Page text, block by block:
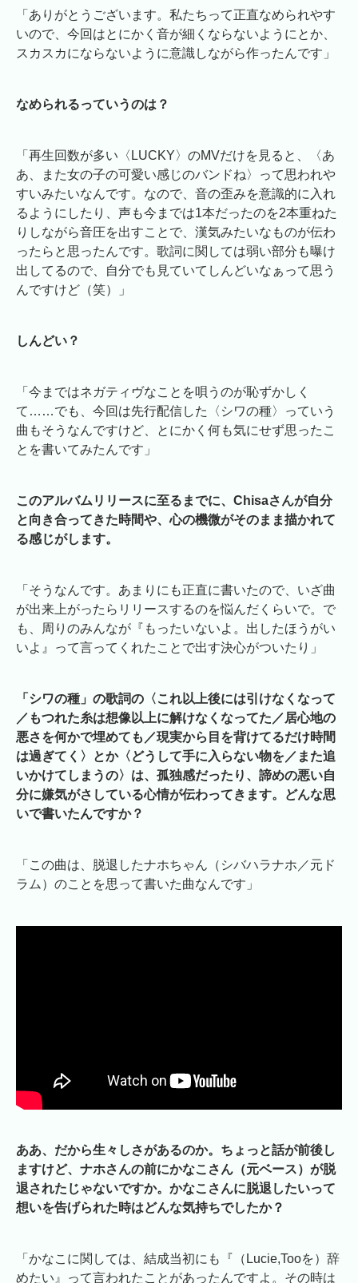
「ありがとうございます。私たちって正直なめられやす
いので、今回はとにかく音が細くならないようにとか、
スカスカにならないように意識しながら作ったんです」
なめられるっていうのは？
「再生回数が多い〈LUCKY〉のMVだけを見ると、〈あ
あ、また女の子の可愛い感じのバンドね〉って思われや
すいみたいなんです。なので、音の歪みを意識的に入れ
るようにしたり、声も今までは1本だったのを2本重ねた
りしながら音圧を出すことで、漢気みたいなものが伝わ
ったらと思ったんです。歌詞に関しては弱い部分も曝け
出してるので、自分でも見ていてしんどいなぁって思う
んですけど（笑）」
しんどい？
「今まではネガティヴなことを唄うのが恥ずかしく
て……でも、今回は先行配信した〈シワの種〉っていう
曲もそうなんですけど、とにかく何も気にせず思ったこ
とを書いてみたんです」
このアルバムリリースに至るまでに、Chisaさんが自分
と向き合ってきた時間や、心の機微がそのまま描かれて
る感じがします。
「そうなんです。あまりにも正直に書いたので、いざ曲
が出来上がったらリリースするのを悩んだくらいで。で
も、周りのみんなが『もったいないよ。出したほうがい
いよ』って言ってくれたことで出す決心がついたり」
「シワの種」の歌詞の〈これ以上後には引けなくなって
／もつれた糸は想像以上に解けなくなってた／居心地の
悪さを何かで埋めても／現実から目を背けてるだけ時間
は過ぎてく〉とか〈どうして手に入らない物を／また追
いかけてしまうの〉は、孤独感だったり、諦めの悪い自
分に嫌気がさしている心情が伝わってきます。どんな思
いで書いたんですか？
「この曲は、脱退したナホちゃん（シバハラナホ／元ド
ラム）のことを思って書いた曲なんです」
ああ、だから生々しさがあるのか。ちょっと話が前後し
ますけど、ナホさんの前にかなこさん（元ベース）が脱
退されたじゃないですか。かなこさんに脱退したいって
想いを告げられた時はどんな気持ちでしたか？
「かなこに関しては、結成当初にも『（Lucie,Tooを）辞
めたい』って言われたことがあったんですよ。その時は